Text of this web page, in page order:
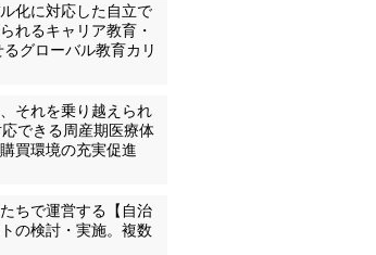
化に対応した自立で
れるキャリア教育・
グローバル教育カリ
それを乗り越えられ
できる周産期医療体
買環境の充実促進
ちで運営する【自治
の検討・実施。複数